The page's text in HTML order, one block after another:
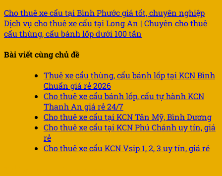
Cho thuê xe cẩu tại Bình Phước giá tốt, chuyên nghiệp
Dịch vụ cho thuê xe cẩu tại Long An | Chuyên cho thuê
cẩu thùng, cẩu bánh lốp dưới 100 tấn
Bài viết cùng chủ đề
Thuê xe cẩu thùng, cẩu bánh lốp tại KCN Bình
Chuẩn giá rẻ 2026
Cho thuê xe cẩu bánh lốp, cẩu tự hành KCN
Thanh An giá rẻ 24/7
Cho thuê xe cẩu tại KCN Tân Mỹ, Bình Dương
Cho thuê xe cẩu tại KCN Phú Chánh uy tín, giá
rẻ
Cho thuê xe cẩu KCN Vsip 1, 2, 3 uy tín, giá rẻ